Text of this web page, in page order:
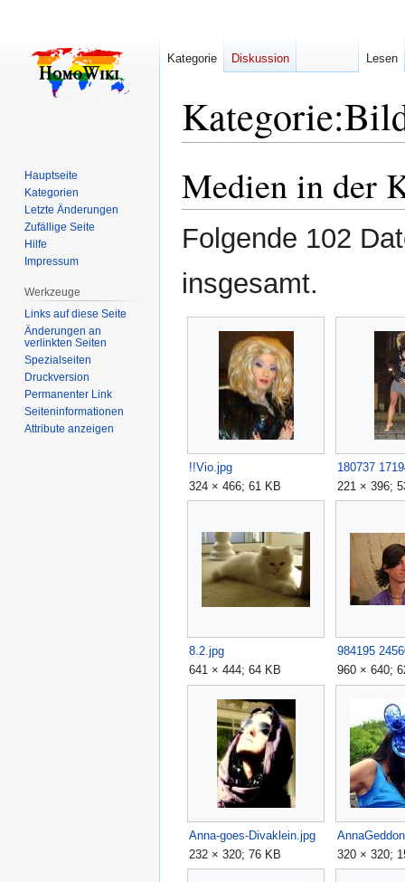
Kategorie:
Navigation
springen
Suche
springen
Medien in der
Folgende 102
insgesamt.
!!Vio.jpg
324 × 466; 61 KB
221 × 396;
8.2.jpg
641 × 444; 64 KB
960 × 640;
Anna-goes-Divaklein.jpg
232 × 320; 76 KB
320 × 320;
Kategorie Diskussion Lesen
Hauptseite
Kategorien
Letzte Änderungen
Zufällige Seite
Hilfe
Impressum
Werkzeuge
Links auf diese Seite
Änderungen an
verlinkten Seiten
Spezialseiten
Druckversion
Permanenter Link
Seiten­­informationen
Attribute anzeigen